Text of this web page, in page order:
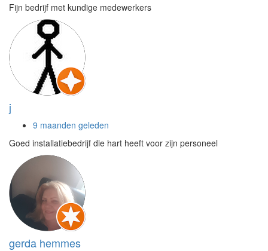
Fijn bedrijf met kundige medewerkers
j
9 maanden geleden
Goed installatiebedrijf die hart heeft voor zijn personeel
gerda hemmes